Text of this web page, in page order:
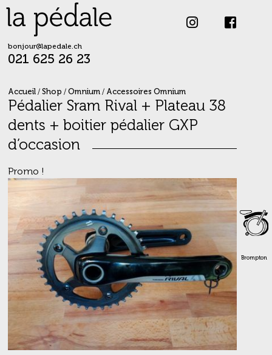
Skip
content
bonjour@lapedale.ch
021 625 26 23
Brompton
Accueil/ Shop / Omnium/ Accessoires Omnium
Pédalier Sram Rival + Plateau 38
dents + boitier pédalier GXP
d’occasion
Promo !